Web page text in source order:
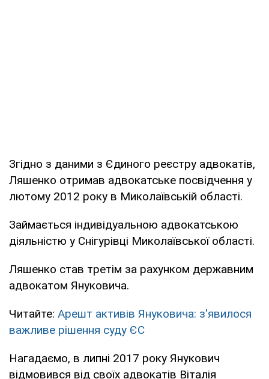
Згідно з даними з Єдиного реєстру адвокатів,
Ляшенко отримав адвокатське посвідчення у
лютому 2012 року в Миколаївській області.
Займається індивідуальною адвокатською
діяльністю у Снігурівці Миколаївської області.
Ляшенко став третім за рахунком державним
адвокатом Януковича.
Читайте: Арешт активів Януковича: з'явилося
важливе рішення суду ЄС
Нагадаємо, в липні 2017 року Янукович
відмовився від своїх адвокатів Віталія